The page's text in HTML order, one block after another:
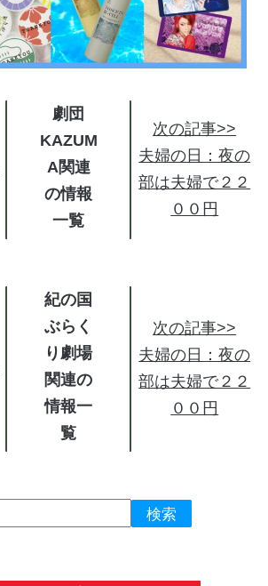
劇団
KAZUM
A関連
の情報
次の記事>>
夫婦の日：夜の
部は夫婦で２２
００円
紀の国
ぶらく
り劇場
関連の
情報
次の記事>>
夫婦の日：夜の
部は夫婦で２２
００円